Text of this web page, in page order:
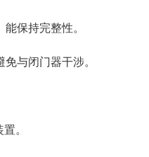
保持完整性。
与闭门器干涉。
。